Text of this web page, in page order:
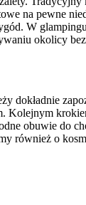
na pewne
W
okolicy
Kolejnym
obuwie do
o